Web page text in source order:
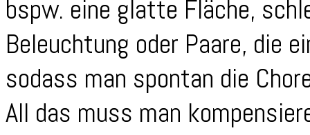
bspw. eine glatte Fläche,
Beleuchtung oder Paare, die
sodass man spontan die
All das muss man